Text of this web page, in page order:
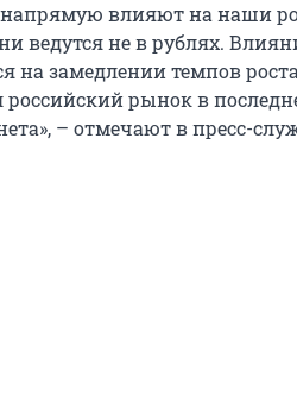
напрямую влияют на наши
ведутся не в рублях.
на замедлении темпов
рынок в
– отмечают в пресс-